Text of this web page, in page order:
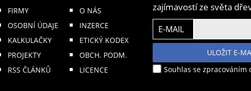
FIRMY
OSOBNÍ ÚDAJE
KALKULAČKY
PROJEKTY
RSS ČLÁNKŮ
O NÁS
INZERCE
ETICKÝ KODEX
OBCH. PODM.
LICENCE
zajímavostí ze světa
E-MAIL
ULOŽIT E-
Souhlas se zpracováním